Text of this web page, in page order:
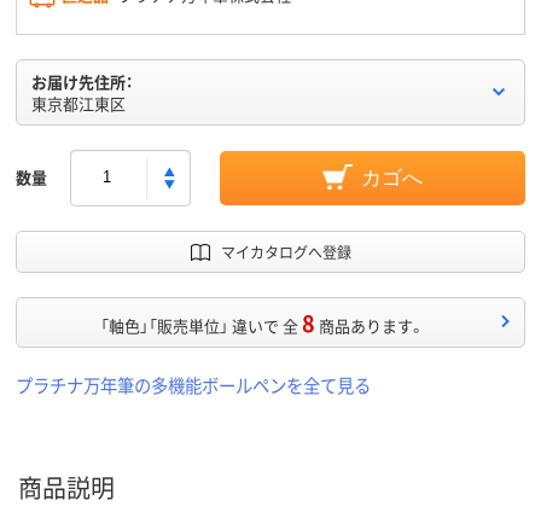
お届け先住所：
東京都江東区
数量 カゴへ
マイカタログへ登録
「軸色」「販売単位」 違いで 全8 商品あります。
プラチナ万年筆の多機能ボールペンを全て見る
商品説明